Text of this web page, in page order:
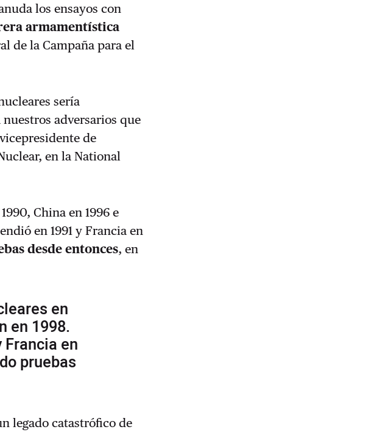
los ensayos con
armamentística
de la Campaña para el
sería
adversarios que
de
en la National
China en 1996 e
en 1991 y Francia en
desde entonces, en
en
en 1998.
en
pruebas
legado catastrófico de